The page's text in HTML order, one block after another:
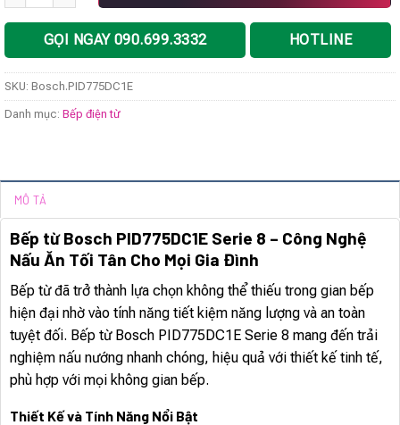
GỌI NGAY 090.699.3332 HOTLINE
SKU: Bosch.PID775DC1E
Danh mục: Bếp điện từ
MÔ TẢ
Bếp từ Bosch PID775DC1E Serie 8 – Công Nghệ
Nấu Ăn Tối Tân Cho Mọi Gia Đình
Bếp từ đã trở thành lựa chọn không thể thiếu trong gian bếp
hiện đại nhờ vào tính năng tiết kiệm năng lượng và an toàn
tuyệt đối. Bếp từ Bosch PID775DC1E Serie 8 mang đến trải
nghiệm nấu nướng nhanh chóng, hiệu quả với thiết kế tinh tế,
phù hợp với mọi không gian bếp.
Thiết Kế và Tính Năng Nổi Bật